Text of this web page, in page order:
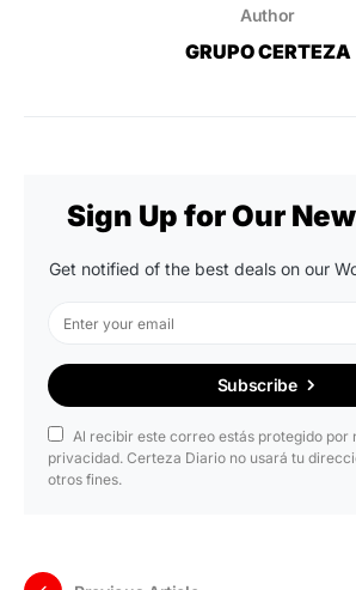
Author
GRUPO CERTEZA
Sign Up for Our
Get notified of the best deals on our
Subscribe
Al recibir este correo estás protegido por
privacidad. Certeza Diario no usará tu
otros fines.